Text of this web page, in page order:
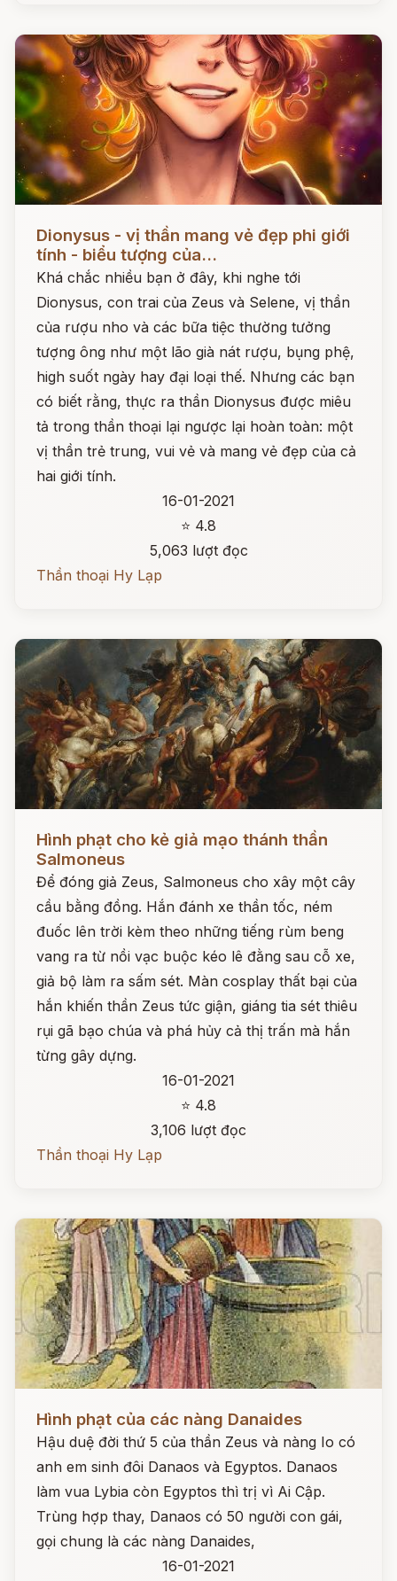
Dionysus - vị thần mang vẻ đẹp phi giới
tính - biểu tượng của...
Khá chắc nhiều bạn ở đây, khi nghe tới
Dionysus, con trai của Zeus và Selene, vị thần
của rượu nho và các bữa tiệc thường tưởng
tượng ông như một lão già nát rượu, bụng phệ,
high suốt ngày hay đại loại thế. Nhưng các bạn
có biết rằng, thực ra thần Dionysus được miêu
tả trong thần thoại lại ngược lại hoàn toàn: một
vị thần trẻ trung, vui vẻ và mang vẻ đẹp của cả
hai giới tính.
16-01-2021
⭐ 4.8
5,063 lượt đọc
Thần thoại Hy Lạp
Hình phạt cho kẻ giả mạo thánh thần
Salmoneus
Để đóng giả Zeus, Salmoneus cho xây một cây
cầu bằng đồng. Hắn đánh xe thần tốc, ném
đuốc lên trời kèm theo những tiếng rùm beng
vang ra từ nồi vạc buộc kéo lê đằng sau cỗ xe,
giả bộ làm ra sấm sét. Màn cosplay thất bại của
hắn khiến thần Zeus tức giận, giáng tia sét thiêu
rụi gã bạo chúa và phá hủy cả thị trấn mà hắn
từng gây dựng.
16-01-2021
⭐ 4.8
3,106 lượt đọc
Thần thoại Hy Lạp
Hình phạt của các nàng Danaides
Hậu duệ đời thứ 5 của thần Zeus và nàng Io có
anh em sinh đôi Danaos và Egyptos. Danaos
làm vua Lybia còn Egyptos thì trị vì Ai Cập.
Trùng hợp thay, Danaos có 50 người con gái,
gọi chung là các nàng Danaides,
16-01-2021